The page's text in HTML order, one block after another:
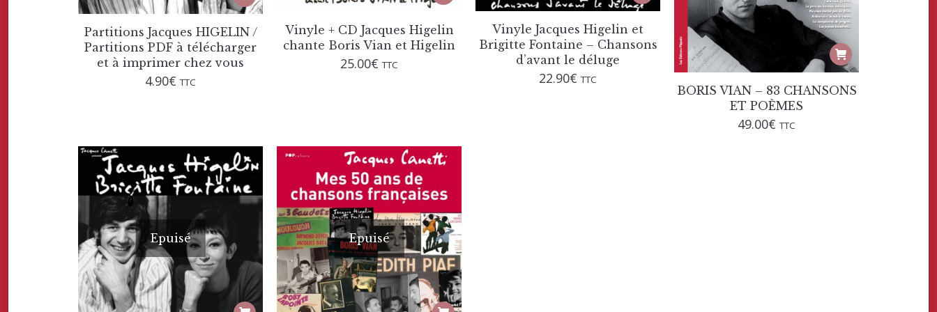
produit
a
plusieurs
variations.
Les
la
page
du
produit
Partitions Jacques HIGELIN /
Partitions PDF à télécharger
et à imprimer chez vous
4.90€ TTC
Vinyle + CD Jacques Higelin
chante Boris Vian et Higelin
25.00€ TTC
Vinyle Jacques Higelin et
Brigitte Fontaine – Chansons
d’avant le déluge
22.90€ TTC
BORIS VIAN – 83 CHANSONS
ET POÈMES
49.00€ TTC
Epuisé Epuisé